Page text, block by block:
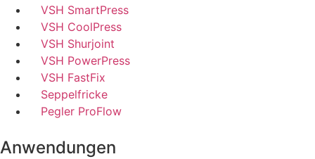
VSH SmartPress
VSH CoolPress
VSH Shurjoint
VSH PowerPress
VSH FastFix
Seppelfricke
Pegler ProFlow
Anwendungen